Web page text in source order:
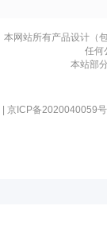
本网站所有产品设计（
任何
本站部
京ICP备2020040059